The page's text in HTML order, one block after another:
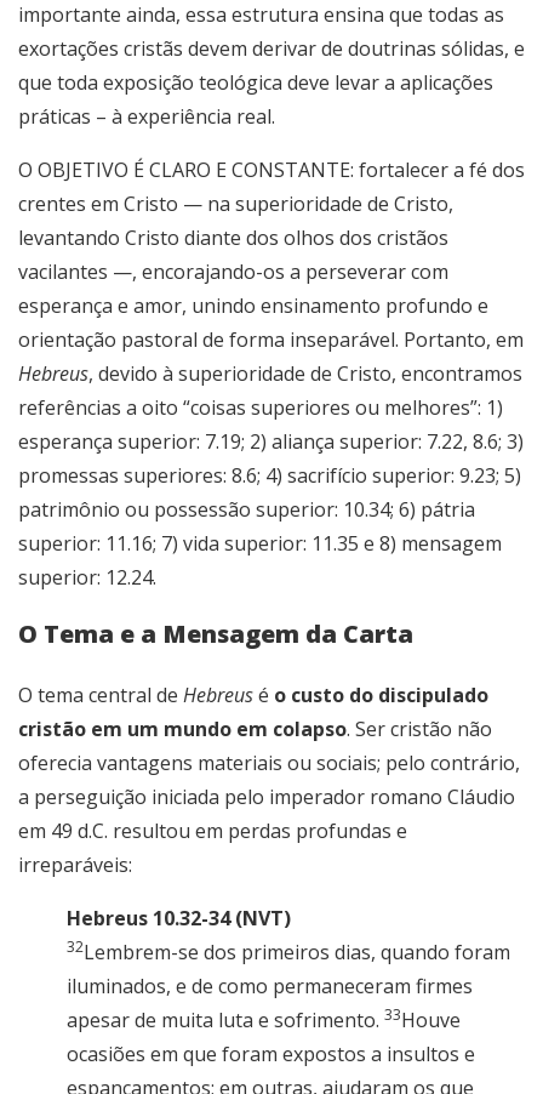
importante ainda, essa estrutura ensina que todas as
exortações cristãs devem derivar de doutrinas sólidas, e
que toda exposição teológica deve levar a aplicações
práticas – à experiência real.
O OBJETIVO É CLARO E CONSTANTE: fortalecer a fé dos
crentes em Cristo — na superioridade de Cristo,
levantando Cristo diante dos olhos dos cristãos
vacilantes —, encorajando-os a perseverar com
esperança e amor, unindo ensinamento profundo e
orientação pastoral de forma inseparável. Portanto, em
Hebreus, devido à superioridade de Cristo, encontramos
referências a oito “coisas superiores ou melhores”: 1)
esperança superior: 7.19; 2) aliança superior: 7.22, 8.6; 3)
promessas superiores: 8.6; 4) sacrifício superior: 9.23; 5)
patrimônio ou possessão superior: 10.34; 6) pátria
superior: 11.16; 7) vida superior: 11.35 e 8) mensagem
superior: 12.24.
O Tema e a Mensagem da Carta
O tema central de Hebreusé o custo do discipulado
cristão em um mundo em colapso. Ser cristão não
oferecia vantagens materiais ou sociais; pelo contrário,
a perseguição iniciada pelo imperador romano Cláudio
em 49 d.C. resultou em perdas profundas e
irreparáveis:
Hebreus 10.32-34 (NVT)
32Lembrem-se dos primeiros dias, quando foram
iluminados, e de como permaneceram firmes
apesar de muita luta e sofrimento. 33Houve
ocasiões em que foram expostos a insultos e
espancamentos; em outras, ajudaram os que